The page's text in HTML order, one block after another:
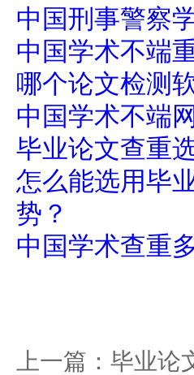
中国刑事警察
中国学术不端
哪个论文检测
中国学术不端
毕业论文查重
怎么能选用毕
势？
中国学术查重
上一篇： 毕业论